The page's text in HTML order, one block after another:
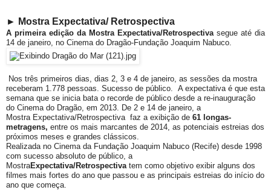
► Mostra Expectativa/ Retrospectiva
A primeira edição da Mostra Expectativa/Retrospectiva segue até dia
14 de janeiro, no Cinema do Dragão-Fundação Joaquim Nabuco.
Nos três primeiros dias, dias 2, 3 e 4 de janeiro, as sessões da mostra
receberam 1.778 pessoas. Sucesso de público. A expectativa é que esta
semana que se inicia bata o recorde de público desde a re-inauguração
do Cinema do Dragão, em 2013. De 2 e 14 de janeiro, a
Mostra Expectativa/Retrospectiva faz a exibição de 61 longas-
metragens, entre os mais marcantes de 2014, as potenciais estreias dos
próximos meses e grandes clássicos.
Realizada no Cinema da Fundação Joaquim Nabuco (Recife) desde 1998
com sucesso absoluto de público, a
MostraExpectativa/Retrospectiva tem como objetivo exibir alguns dos
filmes mais fortes do ano que passou e as principais estreias do início do
ano que começa.